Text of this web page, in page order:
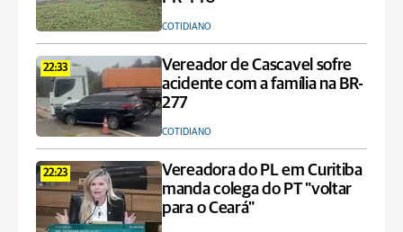
COTIDIANO
22:33
Vereador de Cascavel sofre
acidente com a família na BR-
277
COTIDIANO
22:23
Vereadora do PL em Curitiba
manda colega do PT "voltar
para o Ceará"